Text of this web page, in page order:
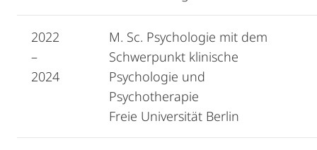
2022
–
2024
M. Sc. Psychologie mit dem
Schwerpunkt klinische
Psychologie und
Psychotherapie
Freie Universität Berlin